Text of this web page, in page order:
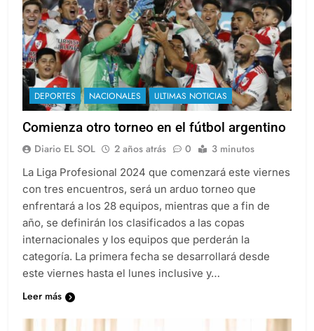
DEPORTES NACIONALES ULTIMAS NOTICIAS
Comienza otro torneo en el fútbol argentino
Diario EL SOL 2 años atrás 0 3 minutos
La Liga Profesional 2024 que comenzará este viernes
con tres encuentros, será un arduo torneo que
enfrentará a los 28 equipos, mientras que a fin de
año, se definirán los clasificados a las copas
internacionales y los equipos que perderán la
categoría. La primera fecha se desarrollará desde
este viernes hasta el lunes inclusive y…
Leer más